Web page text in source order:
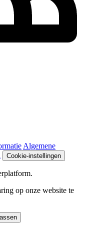
Algemene
Cookie-instellingen
op onze website te